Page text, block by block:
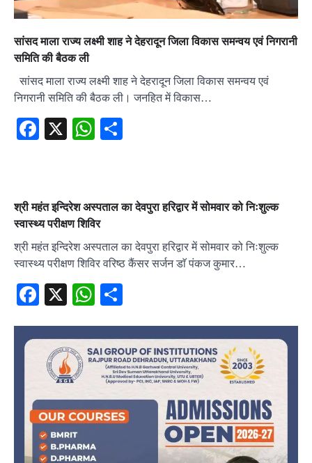
सांसद माला राज्य लक्ष्मी शाह ने देहरादून जिला विकास समन्वय एवं निगरानी
समिति की बैठक ली
सांसद माला राज्य लक्ष्मी शाह ने देहरादून जिला विकास समन्वय एवं
निगरानी समिति की बैठक ली। जनहित में विकास…
Facebook
X WhatsApp
श्री महंत इन्दिरेश अस्पताल का देवपुरा हरिद्वार में सोमवार को निःशुल्क
स्वास्थ्य परीक्षण शिविर
श्री महंत इन्दिरेश अस्पताल का देवपुरा हरिद्वार में सोमवार को निःशुल्क
स्वास्थ्य परीक्षण शिविर वरिष्ठ कैंसर सर्जन डाॅ पंकज कुमार…
Facebook
X WhatsApp